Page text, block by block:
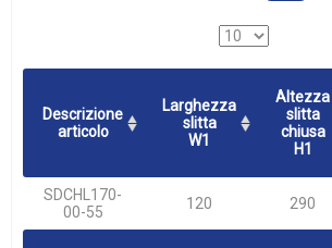
Descrizione
articolo
Larghezza
slitta
W1
Altezza
slitta
chiusa
H1
SDCHL170-
00-55
120 290